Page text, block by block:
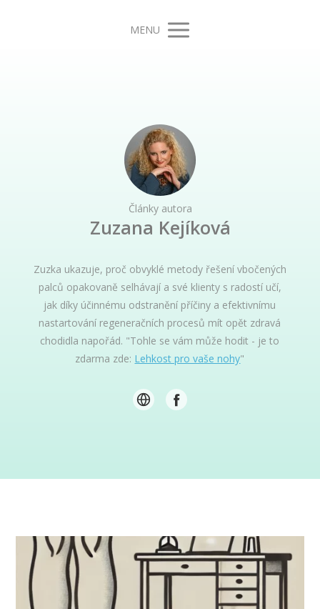
MENU
Články autora
Zuzana Kejíková
Zuzka ukazuje, proč obvyklé metody řešení vbočených
palců opakovaně selhávají a své klienty s radostí učí,
jak díky účinnému odstranění příčiny a efektivnímu
nastartování regeneračních procesů mít opět zdravá
chodidla napořád. "Tohle se vám může hodit - je to
zdarma zde: Lehkost pro vaše nohy"